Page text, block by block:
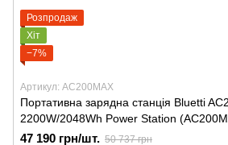
Розпродаж
Хіт
−7%
Артикул: AC200MAX
Портативна зарядна станція Bluetti
2200W/2048Wh Power Station
47 190 грн/шт. 50 737 грн